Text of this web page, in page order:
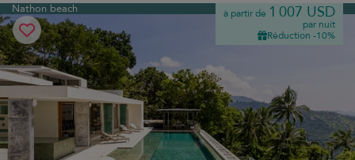
Nathon beach à partir de 1 007 USD
par nuit
Réduction -10%